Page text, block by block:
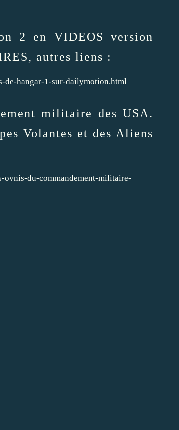
2 en VIDEOS version
autres liens :
de-hangar-1-sur-dailymotion.html
militaire des USA.
Volantes et des Aliens
ovnis-du-commandement-militaire-